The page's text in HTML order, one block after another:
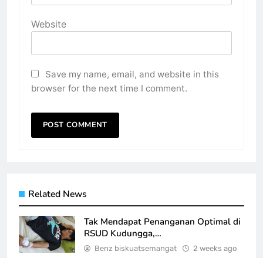
Website
Save my name, email, and website in this
browser for the next time I comment.
Related News
Tak Mendapat Penanganan Optimal di
RSUD Kudungga,…
Benz biskuatsemangat 2 weeks ago